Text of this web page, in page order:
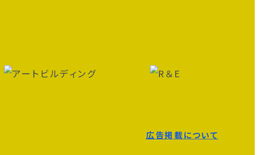
広告掲載について